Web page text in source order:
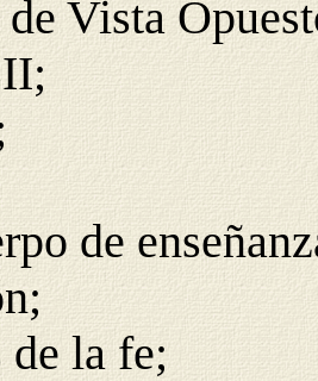
Vista
de
de la fe;